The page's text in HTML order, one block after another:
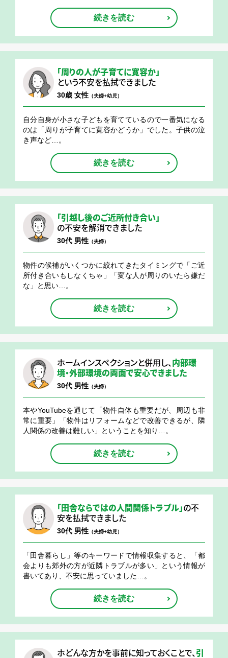
続きを読む
「周りの人が子育てに寛容か」
という不安を払拭できました
30歳 女性 （夫婦+幼児）
自分自身が小さな子どもを育てているので一番気になる
のは「周りが子育てに寛容かどうか」でした。子供の泣
き声など…。
続きを読む
「引越し後のご近所付き合い」
の不安を解消できました
30代 男性 （夫婦）
物件の候補がいくつかに絞れてきたタイミングで「ご近
所付き合いもしなくちゃ」「変な人が周りのいたら嫌だ
な」と思い…。
続きを読む
ホームインスペクションと併用し、内部環
境・外部環境の両面で安心できました
30代 男性 （夫婦）
本やYouTubeを通じて「物件自体も重要だが、周辺も非
常に重要」「物件はリフォームなどで改善できるが、隣
人関係の改善は難しい」ということを知り…。
続きを読む
「田舎ならではの人間関係トラブル」の不
安を払拭できました
30代 男性 （夫婦+幼児）
「田舎暮らし」等のキーワードで情報収集すると、「都
会よりも郊外の方が近隣トラブルが多い」という情報が
書いてあり、不安に思っていました…。
続きを読む
ホどんな方かを事前に知っておくことで、引